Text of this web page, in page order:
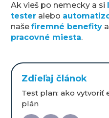
Ak vieš po nemecky a si
tester alebo
našefiremné benefity
pracovné miesta.
Zdieľaj článok
Test plan: ako vytvoriť
plán